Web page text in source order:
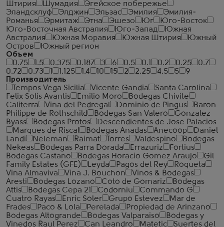
Штирия
Шумадия
Эгейское побережье
Эландсклуф
Элджин Эльзас Эмилия
Эмилия-
Романья
Эрмитаж Этна Эшезо Юг
Юго-Восток
Юго-Восточная Австралия
Юго-Запад
Южная
Австралия
Южная Моравия Южная Штирия
Южный
Остров
Южный регион
Объем
0.75
1.5 0.375 0.187 3 6 0.5 0.1 0.2 0.25
0.7
0.72
0.73 1.125 1.4 10 15 2 2.25 4.5 5
9
Производитель
Tempos Vega Sicilia
Vicente Gandia
Santa Carolina
Felix Solis Avantis
Emilio Moro
Bodegas Chivite
Caliterra
Vina del Pedregal Dominio de Pingus
Baron
Philippe de Rothschild
Bodegas San Valero
Gonzalez
Byass
Bodegas Protos
Descendientes de Jose Palacios
Marques de Riscal
Bodegas Anadas Anecoop
Daniel
Landi
Neleman Raimat Torres Valdespino
Bodegas
Nekeas
Bodegas Parra Dorada Errazuriz
Fortius
Bodegas Castano
Bodegas Horacio Gomez Araujo
Gil
Family Estates (GFE)
Leyda Pagos del Rey
Roqueta
Vina Almaviva
Vina J. Bouchon
Vinos & Bodegas
Aresti
Bodegas Lozano Coto de Gomariz
Bodegas
Attis
Bodegas Cepa 21 Codorniu
Commando G
Cuatro Rayas
Enric Soler Grupo Estevez
Mar de
Frades
Paco & Lola Perelada
Propiedad de Arinzano
Bodegas Altogrande
Bodegas Valparaiso
Bodegas y
Vinedos Raul Perez
Can Leandro Matetic
Suertes del